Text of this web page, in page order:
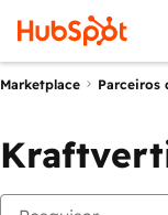
Marketplace Parceiros